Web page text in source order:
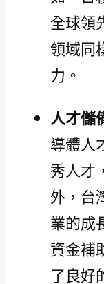
全球領
領域同
力。
人才儲
導體人
秀人才
外，台
業的成
資金補
了良好